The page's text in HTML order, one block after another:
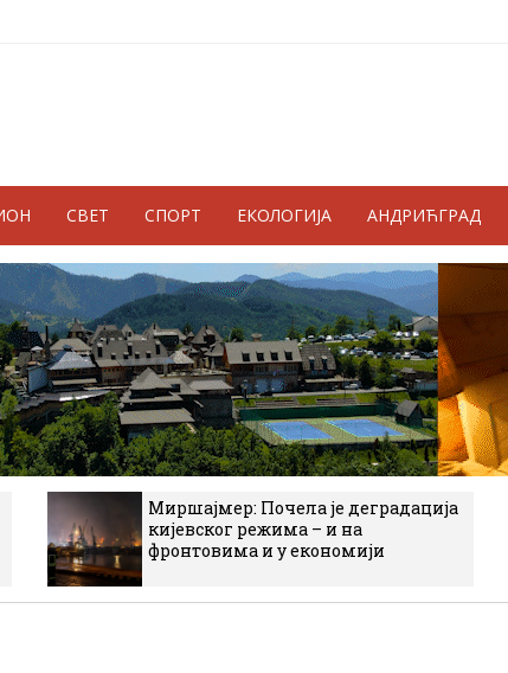
СВЕТ СПОРТ ЕКОЛОГИЈА АНДРИЋГРАД
Миршајмер: Почела је деградација
кијевског режима – и на
фронтовима и у економији